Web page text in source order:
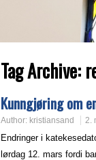
Tag Archive:
Kunngjøring om
Author: kristiansand 2.
Endringer i
lørdag 12. mars fordi